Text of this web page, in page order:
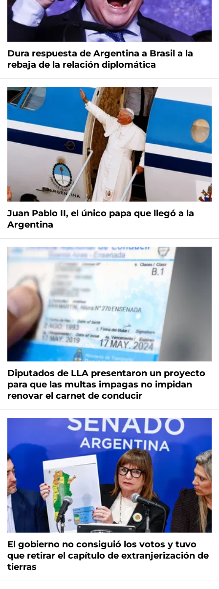
Dura respuesta de Argentina a Brasil a la
rebaja de la relación diplomática
Juan Pablo II, el único papa que llegó a la
Argentina
Diputados de LLA presentaron un proyecto
para que las multas impagas no impidan
renovar el carnet de conducir
El gobierno no consiguió los votos y tuvo
que retirar el capítulo de extranjerización de
tierras